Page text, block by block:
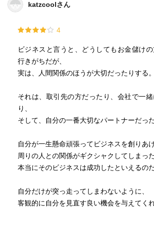
katzcoolさん
4
ビジネスと言うと、どうしてもお金儲け
行きがちだが、
実は、人間関係のほうが大切だったりする。
それは、取引先の方だったり、会社で一
り、
そして、自分の一番大切なパートナーだった
自分が一生懸命頑張ってビジネスを創りあ
周りの人との関係がギクシャクしてしまった
本当にそのビジネスは成功したといえるの
自分だけが突っ走ってしまわないように、
客観的に自分を見直す良い機会を与えてく